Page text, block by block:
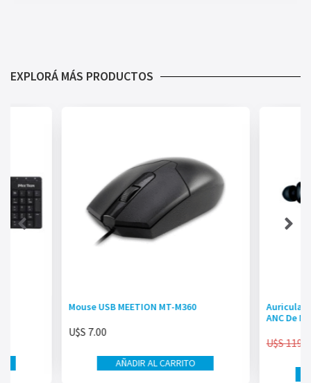
EXPLORÁ MÁS PRODUCTOS
Mouse USB MEETION MT-M360
U$S 7.00
AÑADIR AL CARRITO
ANC De
U$S